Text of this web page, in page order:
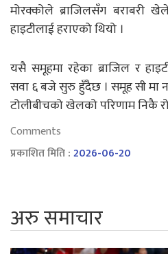
मोरक्कोले ब्राजिलसँग बराबरी
हाइटीलाई हराएको थियो ।
यसै समूहमा रहेका ब्राजिल र
सवा ६ बजे सुरु हुँदैछ । समूह सी
टोलीबीचको खेलको परिणाम निकै
Comments
प्रकाशित मिति :2026-06-20
अरु समाचार